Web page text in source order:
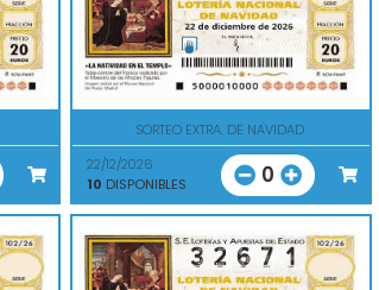
SORTEO EXTRA. DE NAVIDAD
22/12/2026
10 DISPONIBLES 0